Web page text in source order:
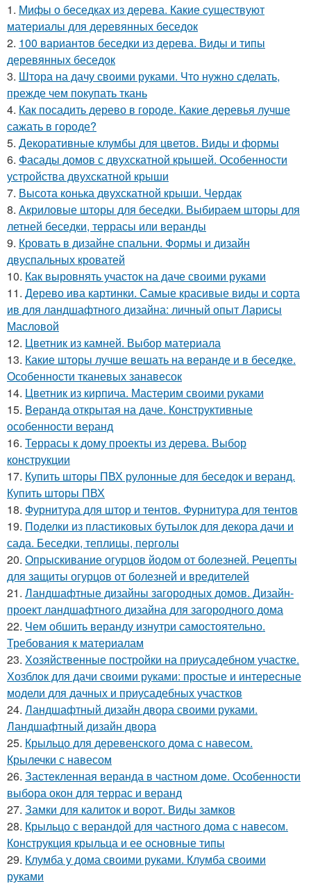
1. Мифы о беседках из дерева. Какие существуют
материалы для деревянных беседок
2. 100 вариантов беседки из дерева. Виды и типы
деревянных беседок
3. Штора на дачу своими руками. Что нужно сделать,
прежде чем покупать ткань
4. Как посадить дерево в городе. Какие деревья лучше
сажать в городе?
5. Декоративные клумбы для цветов. Виды и формы
6. Фасады домов с двухскатной крышей. Особенности
устройства двухскатной крыши
7. Высота конька двухскатной крыши. Чердак
8. Акриловые шторы для беседки. Выбираем шторы для
летней беседки, террасы или веранды
9. Кровать в дизайне спальни. Формы и дизайн
двуспальных кроватей
10. Как выровнять участок на даче своими руками
11. Дерево ива картинки. Самые красивые виды и сорта
ив для ландшафтного дизайна: личный опыт Ларисы
Масловой
12. Цветник из камней. Выбор материала
13. Какие шторы лучше вешать на веранде и в беседке.
Особенности тканевых занавесок
14. Цветник из кирпича. Мастерим своими руками
15. Веранда открытая на даче. Конструктивные
особенности веранд
16. Террасы к дому проекты из дерева. Выбор
конструкции
17. Купить шторы ПВХ рулонные для беседок и веранд.
Купить шторы ПВХ
18. Фурнитура для штор и тентов. Фурнитура для тентов
19. Поделки из пластиковых бутылок для декора дачи и
сада. Беседки, теплицы, перголы
20. Опрыскивание огурцов йодом от болезней. Рецепты
для защиты огурцов от болезней и вредителей
21. Ландшафтные дизайны загородных домов. Дизайн-
проект ландшафтного дизайна для загородного дома
22. Чем обшить веранду изнутри самостоятельно.
Требования к материалам
23. Хозяйственные постройки на приусадебном участке.
Хозблок для дачи своими руками: простые и интересные
модели для дачных и приусадебных участков
24. Ландшафтный дизайн двора своими руками.
Ландшафтный дизайн двора
25. Крыльцо для деревенского дома с навесом.
Крылечки с навесом
26. Застекленная веранда в частном доме. Особенности
выбора окон для террас и веранд
27. Замки для калиток и ворот. Виды замков
28. Крыльцо с верандой для частного дома с навесом.
Конструкция крыльца и ее основные типы
29. Клумба у дома своими руками. Клумба своими
руками